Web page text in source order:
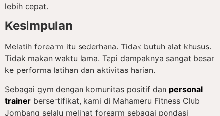
lebih cepat.
Kesimpulan
Melatih forearm itu sederhana. Tidak butuh alat khusus.
Tidak makan waktu lama. Tapi dampaknya sangat besar
ke performa latihan dan aktivitas harian.
Sebagai gym dengan komunitas positif dan personal
trainer bersertifikat, kami di Mahameru Fitness Club
Jombang selalu melihat forearm sebagai pondasi